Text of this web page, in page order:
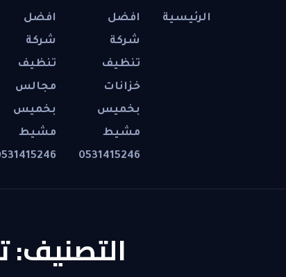
الرئيسية
افضل
شركة
تنظيف
خزانات
بخميس
مشيط
0531415246
افضل
شركة
تنظيف
مجالس
بخميس
مشيط
التصنيف: